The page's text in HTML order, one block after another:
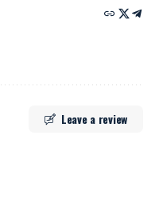
Leave a review